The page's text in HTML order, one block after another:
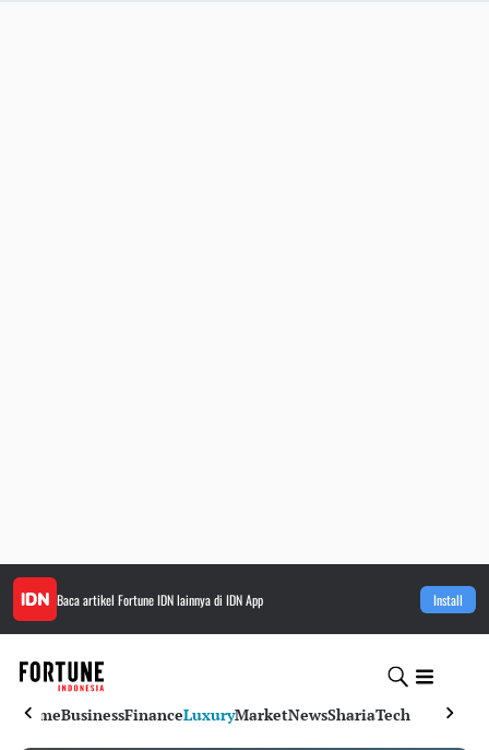
Baca artikel Fortune IDNlainnya di IDN App Install
HomeBusinessFinanceLuxuryMarketNewsShariaTech